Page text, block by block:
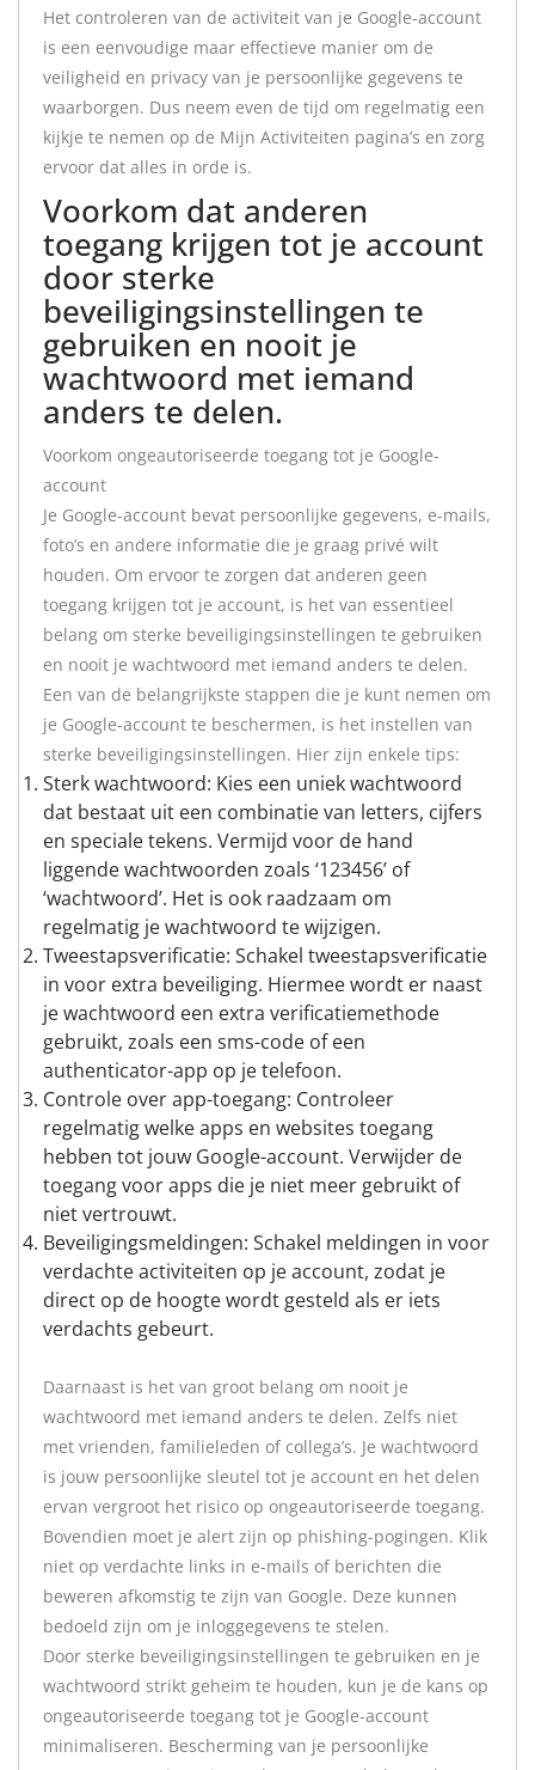
Het controleren van de activiteit van je Google-account
is een eenvoudige maar effectieve manier om de
veiligheid en privacy van je persoonlijke gegevens te
waarborgen. Dus neem even de tijd om regelmatig een
kijkje te nemen op de Mijn Activiteiten pagina’s en zorg
ervoor dat alles in orde is.
Voorkom dat anderen
toegang krijgen tot je account
door sterke
beveiligingsinstellingen te
gebruiken en nooit je
wachtwoord met iemand
anders te delen.
Voorkom ongeautoriseerde toegang tot je Google-
account
Je Google-account bevat persoonlijke gegevens, e-mails,
foto’s en andere informatie die je graag privé wilt
houden. Om ervoor te zorgen dat anderen geen
toegang krijgen tot je account, is het van essentieel
belang om sterke beveiligingsinstellingen te gebruiken
en nooit je wachtwoord met iemand anders te delen.
Een van de belangrijkste stappen die je kunt nemen om
je Google-account te beschermen, is het instellen van
sterke beveiligingsinstellingen. Hier zijn enkele tips:
Sterk wachtwoord: Kies een uniek wachtwoord
dat bestaat uit een combinatie van letters, cijfers
en speciale tekens. Vermijd voor de hand
liggende wachtwoorden zoals ‘123456’ of
‘wachtwoord’. Het is ook raadzaam om
regelmatig je wachtwoord te wijzigen.
Tweestapsverificatie: Schakel tweestapsverificatie
in voor extra beveiliging. Hiermee wordt er naast
je wachtwoord een extra verificatiemethode
gebruikt, zoals een sms-code of een
authenticator-app op je telefoon.
Controle over app-toegang: Controleer
regelmatig welke apps en websites toegang
hebben tot jouw Google-account. Verwijder de
toegang voor apps die je niet meer gebruikt of
niet vertrouwt.
Beveiligingsmeldingen: Schakel meldingen in voor
verdachte activiteiten op je account, zodat je
direct op de hoogte wordt gesteld als er iets
verdachts gebeurt.
Daarnaast is het van groot belang om nooit je
wachtwoord met iemand anders te delen. Zelfs niet
met vrienden, familieleden of collega’s. Je wachtwoord
is jouw persoonlijke sleutel tot je account en het delen
ervan vergroot het risico op ongeautoriseerde toegang.
Bovendien moet je alert zijn op phishing-pogingen. Klik
niet op verdachte links in e-mails of berichten die
beweren afkomstig te zijn van Google. Deze kunnen
bedoeld zijn om je inloggegevens te stelen.
Door sterke beveiligingsinstellingen te gebruiken en je
wachtwoord strikt geheim te houden, kun je de kans op
ongeautoriseerde toegang tot je Google-account
minimaliseren. Bescherming van je persoonlijke